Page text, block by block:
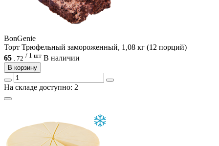
BonGenie
Торт Трюфельный замороженный, 1,08 кг (12 порций)
65 . 72 / 1 шт В наличии
В корзину
На складе доступно: 2